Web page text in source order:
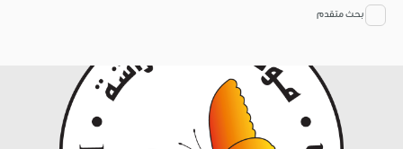
بحث متقدم